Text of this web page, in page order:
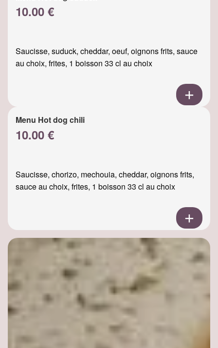
10.00 €
Saucisse, suduck, cheddar, oeuf, oignons frits, sauce
au choix, frites, 1 boisson 33 cl au choix
Menu Hot dog chili
10.00 €
Saucisse, chorizo, mechouia, cheddar, oignons frits,
sauce au choix, frites, 1 boisson 33 cl au choix